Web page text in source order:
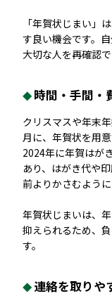
「年賀状じまい」
す良い機会です。
大切な人を再確認で
時間・手間・
クリスマスや年末
月に、年賀状を用
2024年に年賀はが
あり、はがき代や
前よりかさむように
年賀状じまいは、
抑えられるため、
す。
連絡を取りや